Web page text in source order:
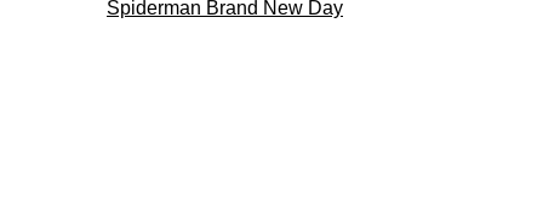
Spiderman Brand New Day